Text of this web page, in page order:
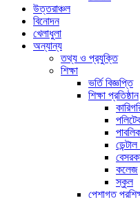
উত্তরাঞ্চল
বিনোদন
খেলাধুলা
অন্যান্য
তথ্য ও প্রযুক্তি
শিক্ষা
ভর্তি বিজ্ঞপ্তি
শিক্ষা প্রতিষ্ঠান
কলেজ
স্কুল
পেশাগত